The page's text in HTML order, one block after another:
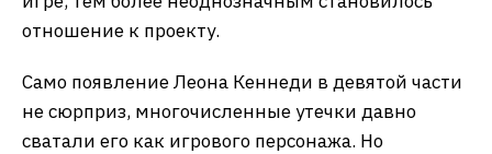
отношение к проекту.
Само появление Леона Кеннеди в девятой части
не сюрприз, многочисленные утечки давно
сватали его как игрового персонажа. Но